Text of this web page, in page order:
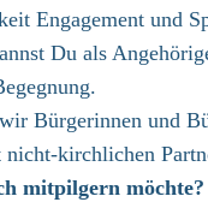
Engagement und
Du als
Bürgerinnen und
kirchlichen
mitpilgern möchte?